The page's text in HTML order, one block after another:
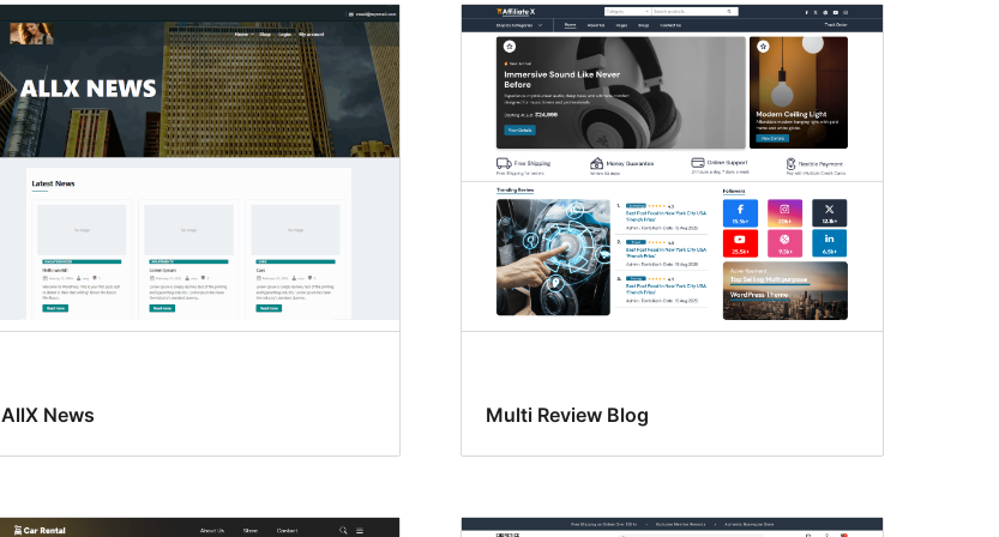
AllX News Multi Review Blog